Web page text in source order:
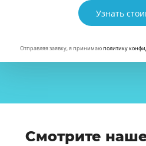
Узнать
Отправляя заявку, я принимаюполитику
Смотрите